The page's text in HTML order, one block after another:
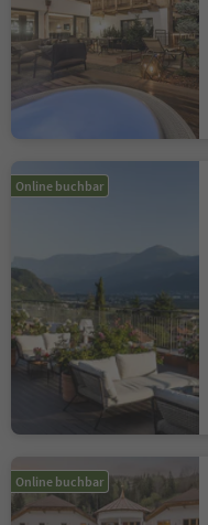
Online buchbar
Online buchbar